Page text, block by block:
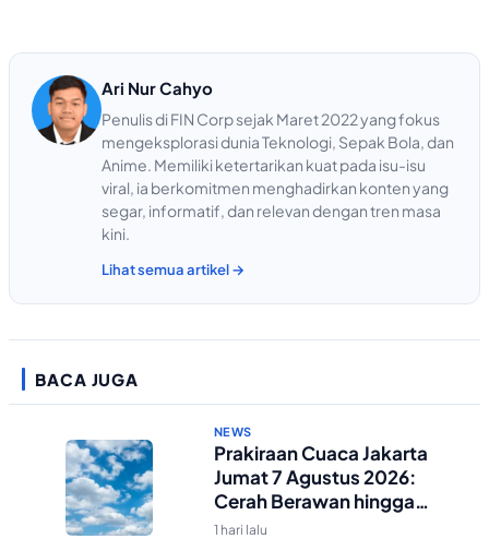
Ari Nur Cahyo
Penulis di FIN Corp sejak Maret 2022 yang fokus
mengeksplorasi dunia Teknologi, Sepak Bola, dan
Anime. Memiliki ketertarikan kuat pada isu-isu
viral, ia berkomitmen menghadirkan konten yang
segar, informatif, dan relevan dengan tren masa
kini.
Lihat semua artikel →
BACA JUGA
NEWS
Prakiraan Cuaca Jakarta
Jumat 7 Agustus 2026:
Cerah Berawan hingga
Malam
1 hari lalu